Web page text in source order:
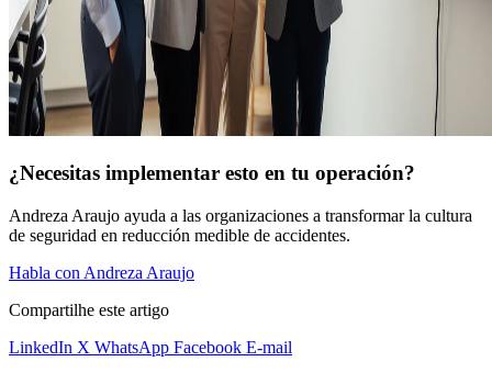
¿Necesitas implementar esto en tu operación?
Andreza Araujo ayuda a las organizaciones a transformar la cultura
de seguridad en reducción medible de accidentes.
Habla con Andreza Araujo
Compartilhe este artigo
LinkedIn X WhatsApp Facebook E-mail